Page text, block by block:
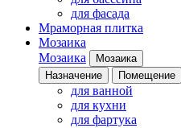
для фасада
Мраморная плитка
Мозаика
Мозаика
Мозаика
Назначение
Помещение
для ванной
для кухни
для фартука